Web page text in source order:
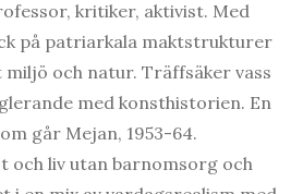
kritiker, aktivist. Med
på patriarkala maktstrukturer
och natur. Träffsäker vass
med konsthistorien. En
går Mejan, 1953-64.
och liv utan barnomsorg och